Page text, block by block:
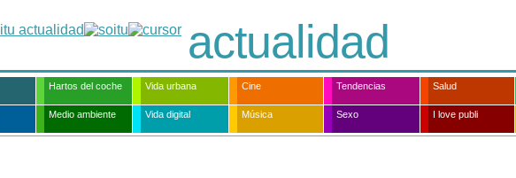
actualidad
Hartos del coche Vida urbana Cine Tendencias Salud
Medio ambiente Vida digital Música Sexo I love publi